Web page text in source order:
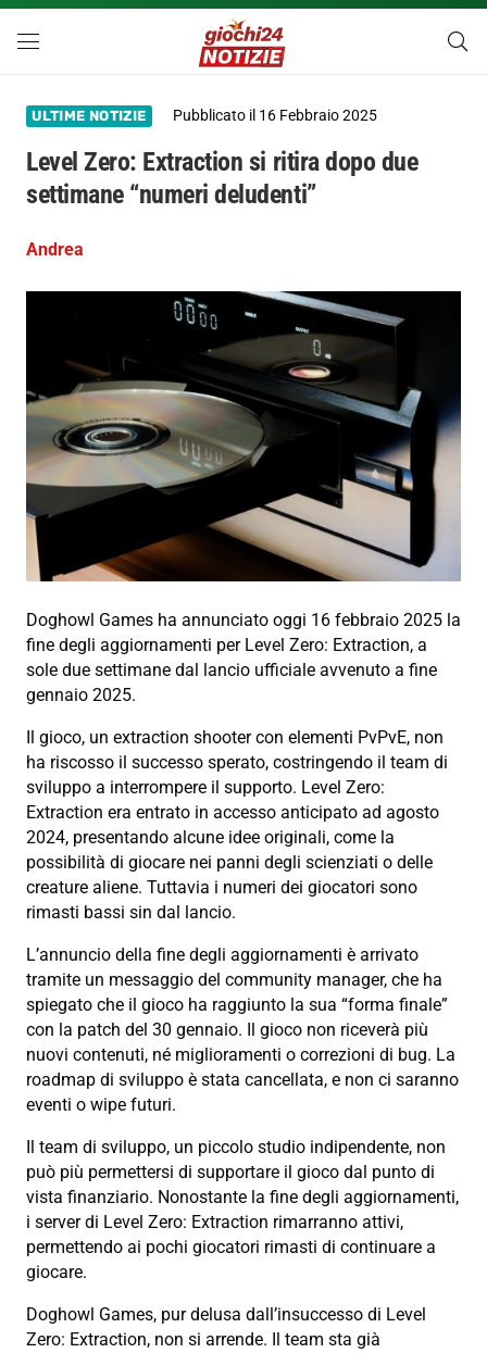
ULTIME NOTIZIE Pubblicato il 16 Febbraio 2025
Level Zero: Extraction si ritira dopo due
settimane “numeri deludenti”
Andrea
Doghowl Games ha annunciato oggi 16 febbraio 2025 la
fine degli aggiornamenti per Level Zero: Extraction, a
sole due settimane dal lancio ufficiale avvenuto a fine
gennaio 2025.
Il gioco, un extraction shooter con elementi PvPvE, non
ha riscosso il successo sperato, costringendo il team di
sviluppo a interrompere il supporto. Level Zero:
Extraction era entrato in accesso anticipato ad agosto
2024, presentando alcune idee originali, come la
possibilità di giocare nei panni degli scienziati o delle
creature aliene. Tuttavia i numeri dei giocatori sono
rimasti bassi sin dal lancio.
L’annuncio della fine degli aggiornamenti è arrivato
tramite un messaggio del community manager, che ha
spiegato che il gioco ha raggiunto la sua “forma finale”
con la patch del 30 gennaio. Il gioco non riceverà più
nuovi contenuti, né miglioramenti o correzioni di bug. La
roadmap di sviluppo è stata cancellata, e non ci saranno
eventi o wipe futuri.
Il team di sviluppo, un piccolo studio indipendente, non
può più permettersi di supportare il gioco dal punto di
vista finanziario. Nonostante la fine degli aggiornamenti,
i server di Level Zero: Extraction rimarranno attivi,
permettendo ai pochi giocatori rimasti di continuare a
giocare.
Doghowl Games, pur delusa dall’insuccesso di Level
Zero: Extraction, non si arrende. Il team sta già